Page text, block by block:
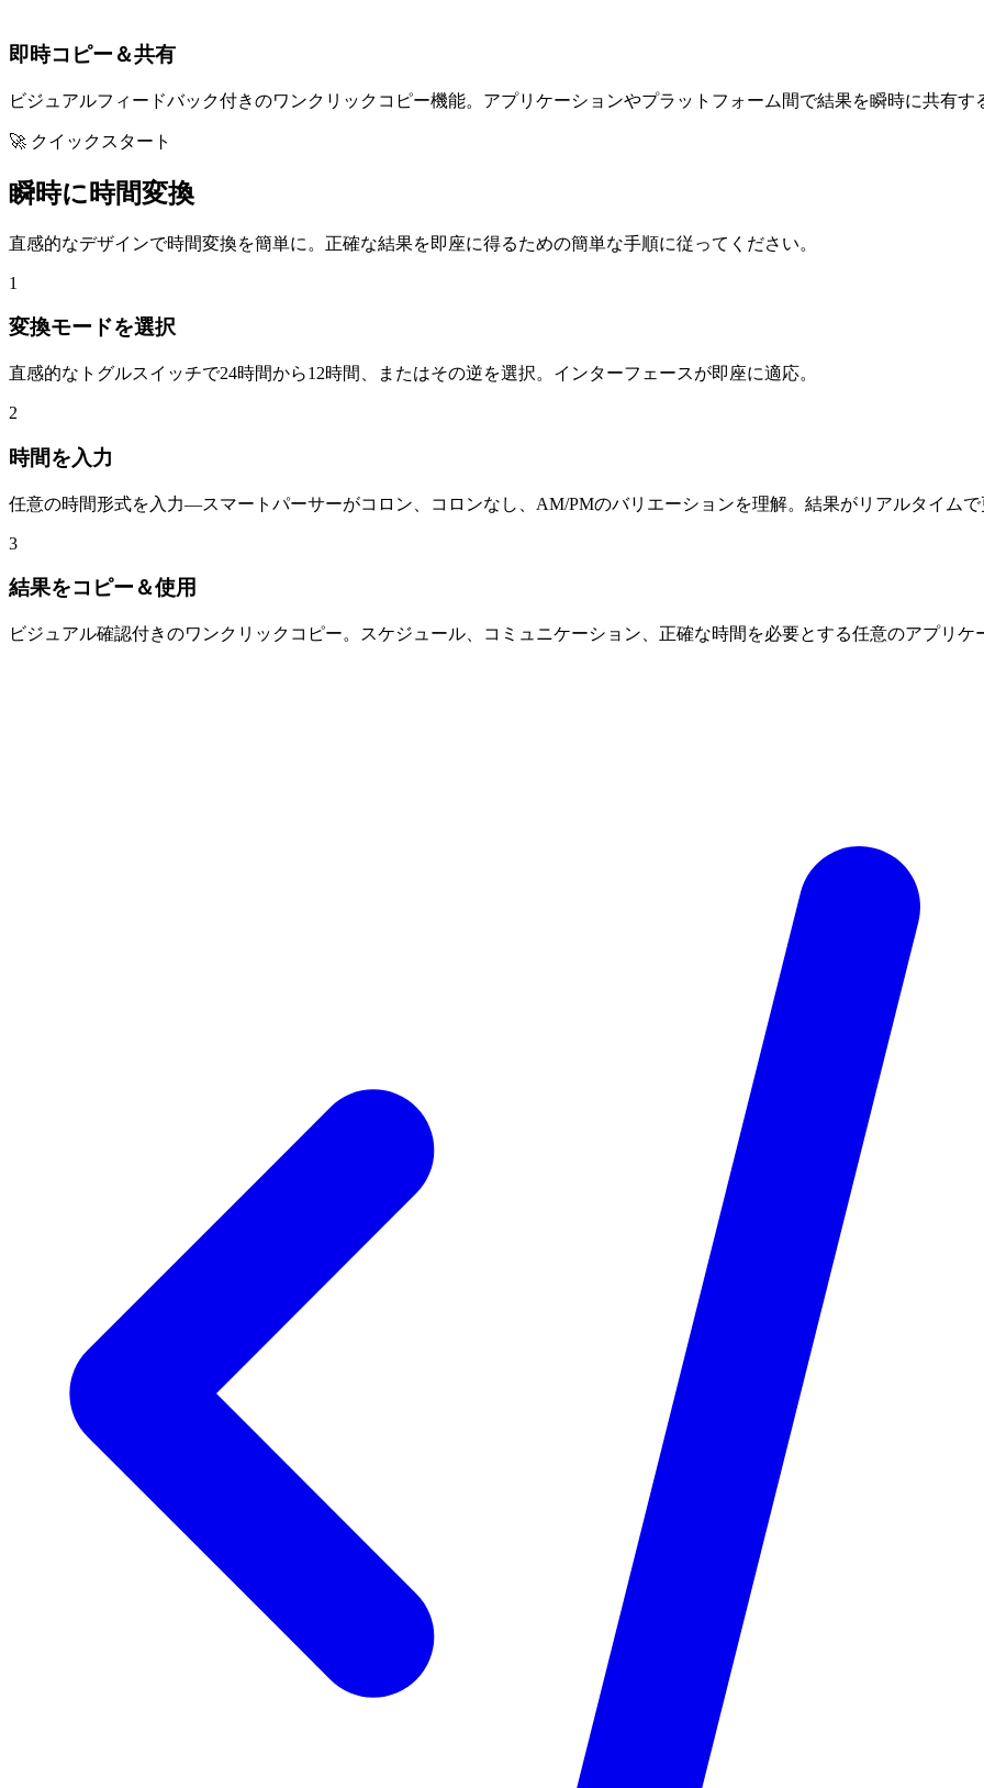
即時コピー＆共有
ビジュアルフィードバック付きのワンクリックコピー機能。アプリケーションやプラットフォーム間で結果を瞬時に共有す
🚀 クイックスタート
瞬時に時間変換
直感的なデザインで時間変換を簡単に。正確な結果を即座に得るための簡単な手順に従ってください。
1
変換モードを選択
直感的なトグルスイッチで24時間から12時間、またはその逆を選択。インターフェースが即座に適応。
2
時間を入力
任意の時間形式を入力—スマートパーサーがコロン、コロンなし、AM/PMのバリエーションを理解。結果がリアルタイムで
3
結果をコピー＆使用
ビジュアル確認付きのワンクリックコピー。スケジュール、コミュニケーション、正確な時間を必要とする任意のアプリケ